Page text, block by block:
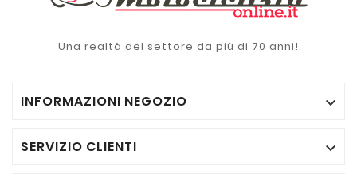
Una realtà del settore da più di 70 anni!
INFORMAZIONI NEGOZIO 
SERVIZIO CLIENTI 